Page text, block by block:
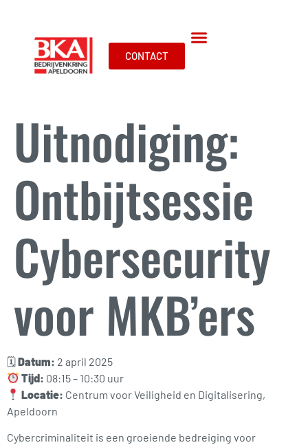
CONTACT
Uitnodiging:
Ontbijtsessie
Cybersecurity
voor MKB’ers
🗓Datum: 2 april 2025
Tijd: 08:15 – 10:30 uur
Locatie: Centrum voor Veiligheid en Digitalisering,
Apeldoorn
Cybercriminaliteit is een groeiende bedreiging voor